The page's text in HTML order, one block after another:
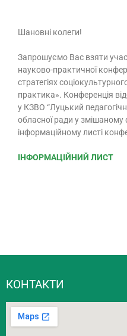
Шановні колеги!
Запрошуємо Вас взяти
науково-практичної
стратегіях
практика». Конференція
у КЗВО “Луцький
обласної ради у змішаному
інформаційному листі
ІНФОРМАЦІЙНИЙ ЛИСТ
КОНТАКТИ